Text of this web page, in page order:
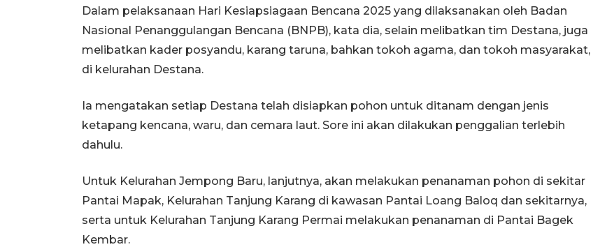
Dalam pelaksanaan Hari Kesiapsiagaan Bencana 2025 yang dilaksanakan oleh Badan
Nasional Penanggulangan Bencana (BNPB), kata dia, selain melibatkan tim Destana, juga
melibatkan kader posyandu, karang taruna, bahkan tokoh agama, dan tokoh masyarakat,
di kelurahan Destana.
Ia mengatakan setiap Destana telah disiapkan pohon untuk ditanam dengan jenis
ketapang kencana, waru, dan cemara laut. Sore ini akan dilakukan penggalian terlebih
dahulu.
Untuk Kelurahan Jempong Baru, lanjutnya, akan melakukan penanaman pohon di sekitar
Pantai Mapak, Kelurahan Tanjung Karang di kawasan Pantai Loang Baloq dan sekitarnya,
serta untuk Kelurahan Tanjung Karang Permai melakukan penanaman di Pantai Bagek
Kembar.